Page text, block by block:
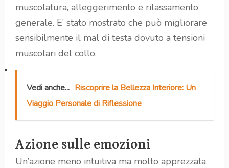
muscolatura, alleggerimento e rilassamento
generale. E’ stato mostrato che può migliorare
sensibilmente il mal di testa dovuto a tensioni
muscolari del collo.
Vedi anche... Riscoprire la Bellezza Interiore: Un
Viaggio Personale di Riflessione
Azione sulle emozioni
Un’azione meno intuitiva ma molto apprezzata